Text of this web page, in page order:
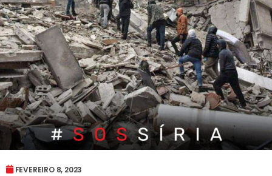
FEVEREIRO 8, 2023